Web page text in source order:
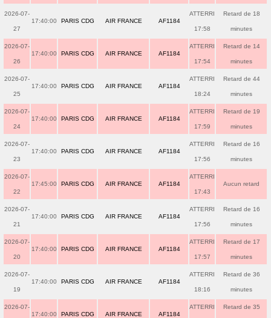
2026-07-
27
17:40:00 PARIS CDG AIR FRANCE AF1184
ATTERRI
17:58
Retard de 18
minutes
2026-07-
26
17:40:00 PARIS CDG AIR FRANCE AF1184
ATTERRI
17:54
Retard de 14
minutes
2026-07-
25
17:40:00 PARIS CDG AIR FRANCE AF1184
ATTERRI
18:24
Retard de 44
minutes
2026-07-
24
17:40:00 PARIS CDG AIR FRANCE AF1184
ATTERRI
17:59
Retard de 19
minutes
2026-07-
23
17:40:00 PARIS CDG AIR FRANCE AF1184
ATTERRI
17:56
Retard de 16
minutes
2026-07-
22
17:45:00 PARIS CDG AIR FRANCE AF1184
ATTERRI
17:43
Aucun retard
2026-07-
21
17:40:00 PARIS CDG AIR FRANCE AF1184
ATTERRI
17:56
Retard de 16
minutes
2026-07-
20
17:40:00 PARIS CDG AIR FRANCE AF1184
ATTERRI
17:57
Retard de 17
minutes
2026-07-
19
17:40:00 PARIS CDG AIR FRANCE AF1184
ATTERRI
18:16
Retard de 36
minutes
2026-07-
17:40:00 PARIS CDG AIR FRANCE AF1184
ATTERRI Retard de 35